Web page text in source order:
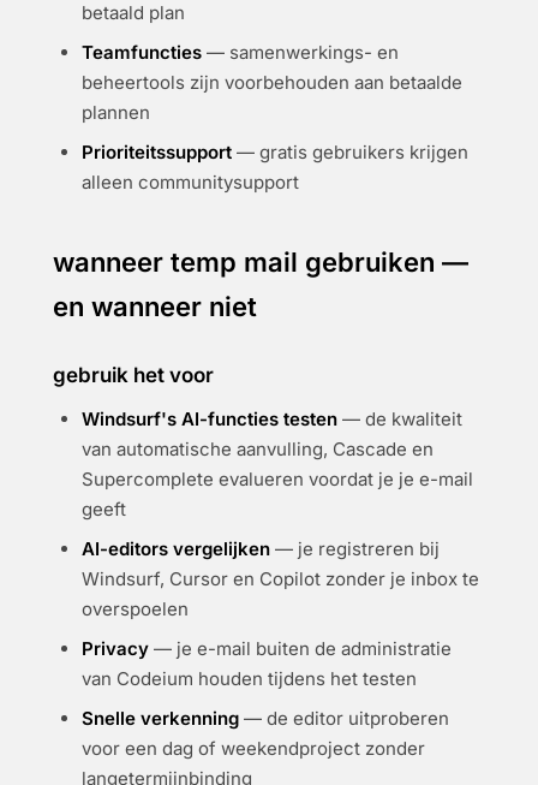
betaald plan
Teamfuncties — samenwerkings- en
beheertools zijn voorbehouden aan betaalde
plannen
Prioriteitssupport — gratis gebruikers krijgen
alleen communitysupport
wanneer temp mail gebruiken —
en wanneer niet
gebruik het voor
Windsurf's AI-functies testen — de kwaliteit
van automatische aanvulling, Cascade en
Supercomplete evalueren voordat je je e-mail
geeft
AI-editors vergelijken — je registreren bij
Windsurf, Cursor en Copilot zonder je inbox te
overspoelen
Privacy — je e-mail buiten de administratie
van Codeium houden tijdens het testen
Snelle verkenning — de editor uitproberen
voor een dag of weekendproject zonder
langetermijnbinding